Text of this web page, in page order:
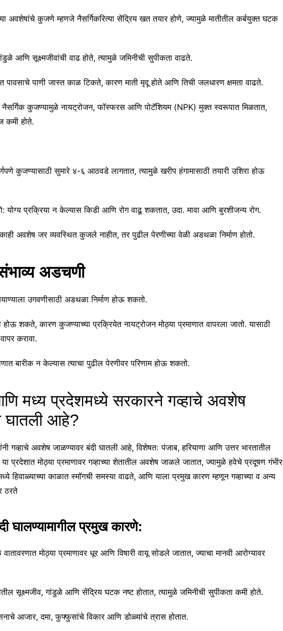
अवशेषांचे कुजणे म्हणजे नैसर्गिकरित्या सेंद्रिय खत तयार होणे, ज्यामुळे मातीतील कर्बयुक्त घटक
आणि सूक्ष्मजीवांची वाढ होते, त्यामुळे जमिनीची सुपीकता वाढते.
पावसाचे पाणी जास्त काळ टिकते, कारण माती मृदू होते आणि तिची जलधारण क्षमता वाढते.
नैसर्गिक कुजण्यामुळे नायट्रोजन, फॉस्फरस आणि पोटॅशियम (NPK) मुक्त स्वरूपात मिळतात,
कमी होते.
कुजण्यासाठी सुमारे ४-६ आठवडे लागतात, त्यामुळे खरीप हंगामासाठी तयारी उशिरा होऊ
योग्य प्रक्रिया न केल्यास किडी आणि रोग वाढू शकतात, उदा. मावा आणि बुरशीजन्य रोग.
अवशेष जर व्यवस्थित कुजले नाहीत, तर पुढील पेरणीच्या वेळी अडथळा निर्माण होतो.
अडचणी
उगवणीसाठी अडथळा निर्माण होऊ शकतो.
शकते, कारण कुजण्याच्या प्रक्रियेत नायट्रोजन मोठ्या प्रमाणात वापरला जातो. यासाठी
करावा.
बारीक न केल्यास त्याचा पुढील पेरणीवर परिणाम होऊ शकतो.
मध्य प्रदेशमध्ये सरकारने गव्हाचे अवशेष
घातली आहे?
गव्हाचे अवशेष जाळण्यावर बंदी घातली आहे, विशेषतः पंजाब, हरियाणा आणि उत्तर भारतातील
प्रदेशात मोठ्या प्रमाणावर गव्हाच्या शेतातील अवशेष जाळले जातात, ज्यामुळे हवेचे प्रदूषण गंभीर
हिवाळ्याच्या काळात स्मॉगची समस्या वाढते, आणि याला प्रमुख कारण म्हणून गव्हाच्या व अन्य
ठरते
घालण्यामागील प्रमुख कारणे:
मोठ्या प्रमाणावर धूर आणि विषारी वायू सोडले जातात, ज्याचा मानवी आरोग्यावर
सूक्ष्मजीव, गांडुळे आणि सेंद्रिय घटक नष्ट होतात, त्यामुळे जमिनीची सुपीकता कमी होते.
आजार, दमा, फुफ्फुसांचे विकार आणि डोळ्यांचे त्रास होतात.